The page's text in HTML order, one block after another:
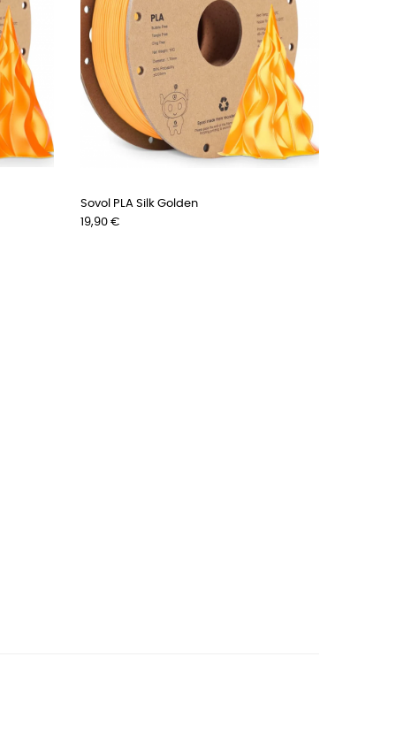
Sovol PLA Silk Golden
Preis
19,90 €